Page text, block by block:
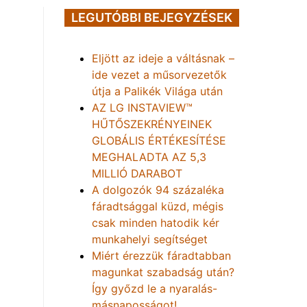
LEGUTÓBBI BEJEGYZÉSEK
Eljött az ideje a váltásnak –
ide vezet a műsorvezetők
útja a Palikék Világa után
AZ LG INSTAVIEW™
HŰTŐSZEKRÉNYEINEK
GLOBÁLIS ÉRTÉKESÍTÉSE
MEGHALADTA AZ 5,3
MILLIÓ DARABOT
A dolgozók 94 százaléka
fáradtsággal küzd, mégis
csak minden hatodik kér
munkahelyi segítséget
Miért érezzük fáradtabban
magunkat szabadság után?
Így győzd le a nyaralás-